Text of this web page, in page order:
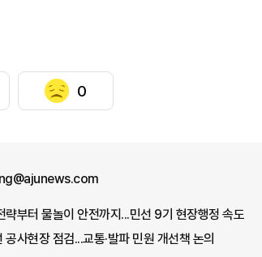
0
략부터 물놀이 안전까지...민선 9기 현장행정 속도
사현장 점검...교통·발파 민원 개선책 논의